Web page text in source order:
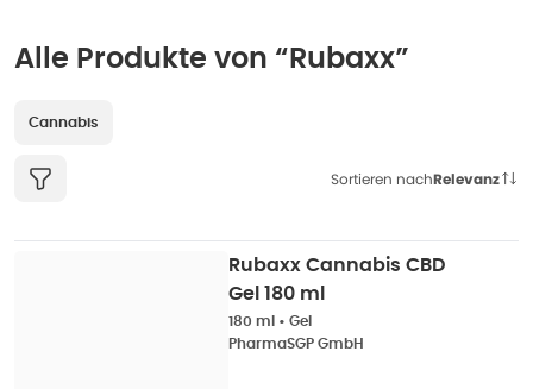
Alle Produkte von “Rubaxx”
Cannabis
Sortieren nachRelevanz
Rubaxx Cannabis CBD
Gel 180 ml
180 ml • Gel
PharmaSGP GmbH